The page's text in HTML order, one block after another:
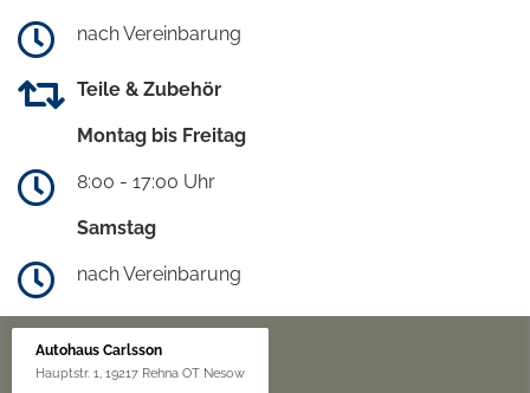
nach Vereinbarung
Teile & Zubehör
Montag bis Freitag
8:00 - 17:00 Uhr
Samstag
nach Vereinbarung
Autohaus Carlsson
Hauptstr. 1, 19217 Rehna OT Nesow